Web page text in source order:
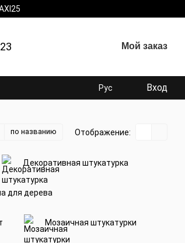
Мой заказ
Рус Вход
по названию Отображение:
Декоративная штукатурка
для дерева
Мозаичная штукатурки